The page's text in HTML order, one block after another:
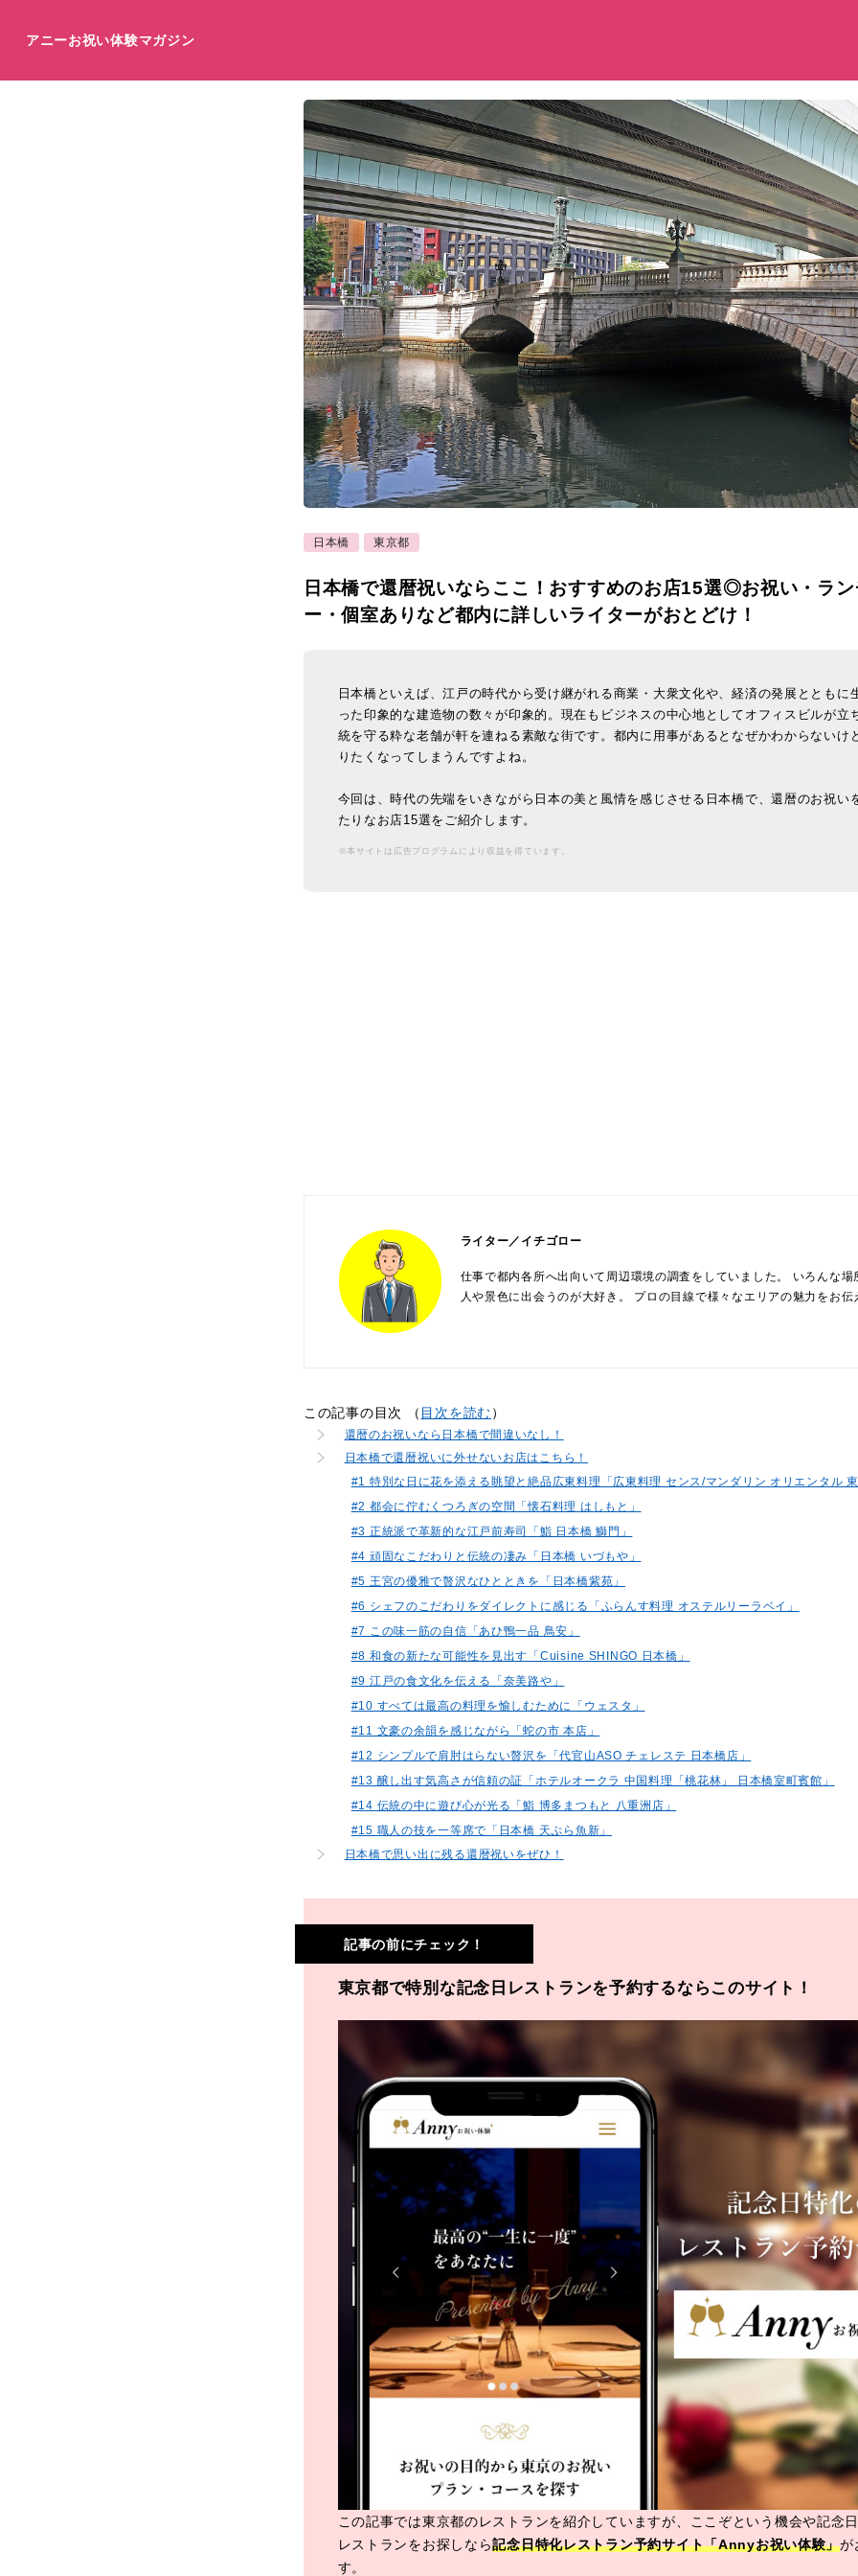
アニーお祝い体験マガジン
日本橋 東京都
日本橋で還暦祝いならここ！おすすめのお店15選◎お祝い・ラ
ー・個室ありなど都内に詳しいライターがおとどけ！
日本橋といえば、江戸の時代から受け継がれる商業・大衆文化や、経済の発展とともに
った印象的な建造物の数々が印象的。現在もビジネスの中心地としてオフィスビルが立
統を守る粋な老舗が軒を連ねる素敵な街です。都内に用事があるとなぜかわからないけ
りたくなってしまうんですよね。
今回は、時代の先端をいきながら日本の美と風情を感じさせる日本橋で、還暦のお祝い
たりなお店15選をご紹介します。
※本サイトは広告プログラムにより収益を得ています。
ライター／イチゴロー
仕事で都内各所へ出向いて周辺環境の調査をしていました。 いろんな場
人や景色に出会うのが大好き。 プロの目線で様々なエリアの魅力をお伝
この記事の目次 （ 目次を読む ）
還暦のお祝いなら日本橋で間違いなし！
日本橋で還暦祝いに外せないお店はこちら！
#1 特別な日に花を添える眺望と絶品広東料理「広東料理 センス/マンダリン オリエンタル 東
#2 都会に佇むくつろぎの空間「懐石料理 はしもと」
#3 正統派で革新的な江戸前寿司「鮨 日本橋 鰤門」
#4 頑固なこだわりと伝統の凄み「日本橋 いづもや」
#5 王宮の優雅で贅沢なひとときを「日本橋紫苑」
#6 シェフのこだわりをダイレクトに感じる「ふらんす料理 オステルリーラベイ」
#7 この味一筋の自信「あひ鴨一品 鳥安」
#8 和食の新たな可能性を見出す「Cuisine SHINGO 日本橋」
#9 江戸の食文化を伝える「奈美路や」
#10 すべては最高の料理を愉しむために「ウェスタ」
#11 文豪の余韻を感じながら「蛇の市 本店」
#12 シンプルで肩肘はらない贅沢を「代官山ASO チェレステ 日本橋店」
#13 醸し出す気高さが信頼の証「ホテルオークラ 中国料理「桃花林」 日本橋室町賓館」
#14 伝統の中に遊び心が光る「鮨 博多まつもと 八重洲店」
#15 職人の技を一等席で「日本橋 天ぷら魚新」
日本橋で思い出に残る還暦祝いをぜひ！
記事の前にチェック！
東京都で特別な記念日レストランを予約するならこのサイト！
この記事では東京都のレストランを紹介していますが、ここぞという機会や記念
レストランをお探しなら記念日特化レストラン予約サイト「Annyお祝い体験」が
す。